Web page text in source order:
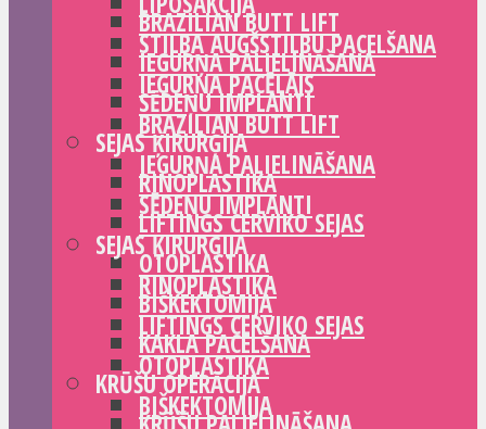
BRAZILIAN BUTT LIFT
IEGURŅA PALIELINĀŠANA
SĒDEŅU IMPLANTI
SEJAS ĶIRURĢIJA
RINOPLASTIKA
LIFTINGS CERVIKO SEJAS
OTOPLASTIKA
BIŠKEKTOMIJA
KAKLA PACELŠANA
KRŪŠU OPERĀCIJA
STILBA AUGŠSTILBU PACELŠANA
IEGURŅA PACĒLĀJS
BRAZILIAN BUTT LIFT
IEGURŅA PALIELINĀŠANA
SĒDEŅU IMPLANTI
SEJAS ĶIRURĢIJA
RINOPLASTIKA
LIFTINGS CERVIKO SEJAS
OTOPLASTIKA
BIŠKEKTOMIJA